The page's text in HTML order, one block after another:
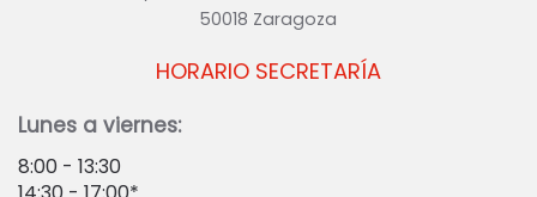
50018 Zaragoza
HORARIO SECRETARÍA
Lunes a viernes:
8:00 - 13:30